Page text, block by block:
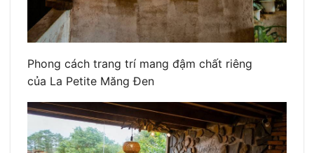
Phong cách trang trí mang đậm chất riêng
của La Petite Măng Đen